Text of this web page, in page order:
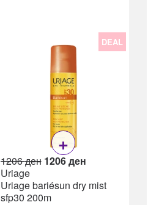
DEAL
+
1206ден Original
was:
1206 ден.
1206денCurrent
is:
Uriage
Uriage bariésun dry mist
sfp30 200m